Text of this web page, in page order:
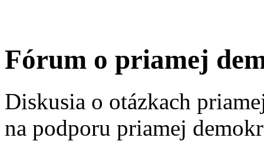
Fórum o priamej
Diskusia o otázkach
na podporu priamej